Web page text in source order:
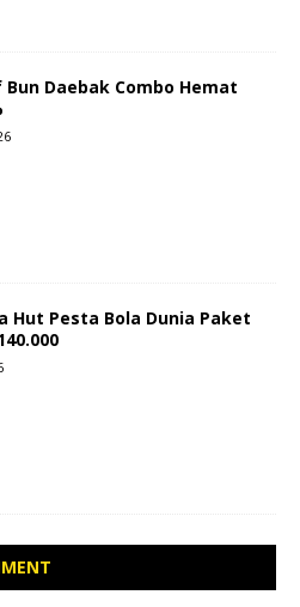
Bun Daebak Combo Hemat
Hut Pesta Bola Dunia Paket